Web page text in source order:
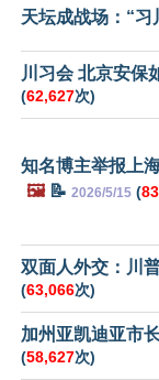
天坛成战场：“习
川习会 北京安保
(62,627次)
知名博主举报上
🖼️📝 2026/5/15 (
双面人外交：川
(63,066次)
加州亚凯迪亚市
(58,627次)